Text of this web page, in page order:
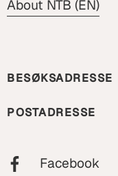
About NTB (EN)
BESØKSADRESSE
POSTADRESSE
Facebook